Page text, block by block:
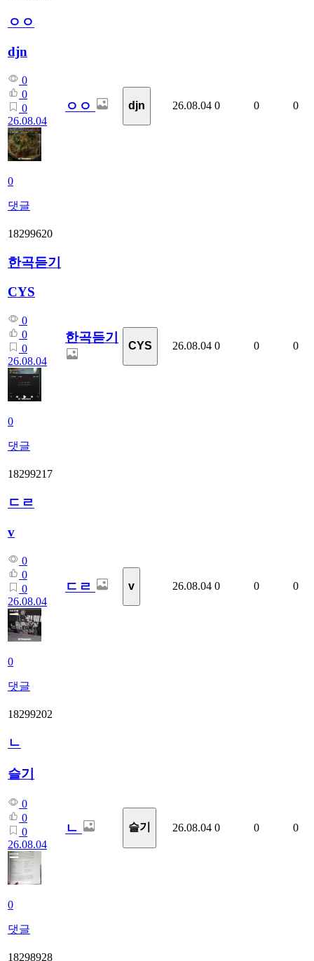
ㅇㅇ
djn
0
0
0
26.08.04
0
댓글
ㅇㅇ djn 26.08.04 0 0 0
18299620
한곡듣기
CYS
0
0
0
26.08.04
0
댓글
한곡듣기
CYS 26.08.04 0 0 0
18299217
ㄷㄹ
v
0
0
0
26.08.04
0
댓글
ㄷㄹ v 26.08.04 0 0 0
18299202
ㄴ
슬기
0
0
0
26.08.04
0
댓글
ㄴ 슬기 26.08.04 0 0 0
18298928